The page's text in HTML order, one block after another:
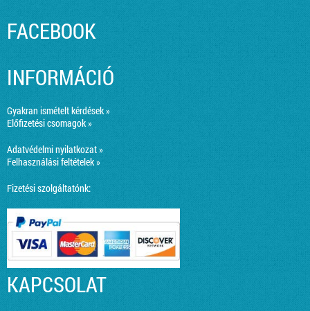
FACEBOOK
INFORMÁCIÓ
Gyakran ismételt kérdések »
Előfizetési csomagok »
Adatvédelmi nyilatkozat »
Felhasználási feltételek »
Fizetési szolgáltatónk:
KAPCSOLAT